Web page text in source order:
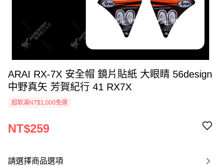
ARAI RX-7X 安全帽 鏡片貼紙 大眼睛 56design
中野真矢 芳賀紀行 41 RX7X
超取滿NT$1,000免運
NT$259
請選擇商品選項